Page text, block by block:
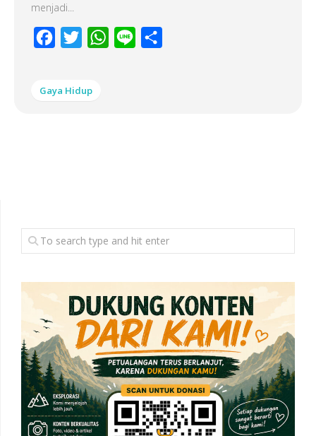
menjadi...
Facebook
Twitter WhatsApp
Line
Gaya Hidup